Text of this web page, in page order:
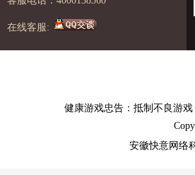
在线客服:
健康游戏忠告：抵制不良游
安徽快意网络